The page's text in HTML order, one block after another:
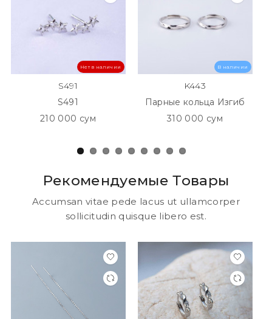
Нет в наличии
S491
S491
210 000 сум
В наличии
K443
Парные кольца Изгиб
310 000 сум
Рекомендуемые Товары
Accumsan vitae pede lacus ut ullamcorper
sollicitudin quisque libero est.